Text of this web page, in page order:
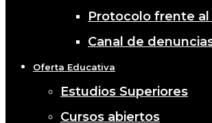
Protocolo frente al
Canal de
Oferta Educativa
Estudios Superiores
Cursos abiertos